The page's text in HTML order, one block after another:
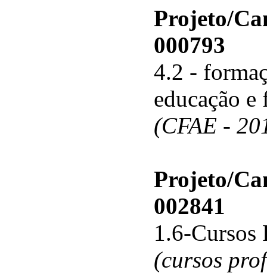
Projeto/
000793
4.2 -
educação e
(CFAE -
Projeto/
002841
1.6-Cursos
(cursos